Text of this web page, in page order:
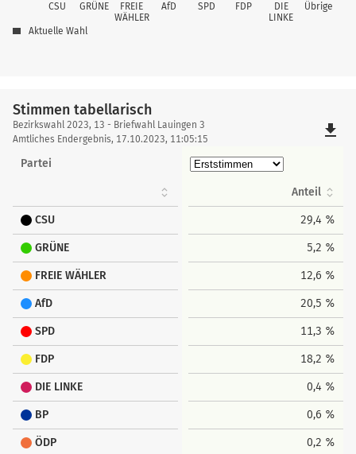
CSU GRÜNE
FREIE
WÄHLER
AfD SPD FDP
DIE
LINKE
Übrige
Aktuelle Wahl
Stimmen tabellarisch
Stimmen
tabellarisch
Bezirkswahl 2023, 13 - Briefwahl Lauingen 3
Amtliches Endergebnis, 17.10.2023, 11:05:15
file_download
Partei
Anteil
CSU 29,4 %
GRÜNE 5,2 %
FREIE WÄHLER 12,6 %
AfD 20,5 %
SPD 11,3 %
FDP 18,2 %
DIE LINKE 0,4 %
BP 0,6 %
ÖDP 0,2 %